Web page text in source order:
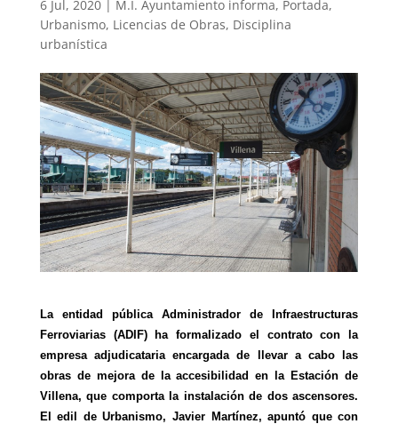
6 Jul, 2020| M.I. Ayuntamiento informa, Portada,
Urbanismo, Licencias de Obras, Disciplina
urbanística
La entidad pública Administrador de Infraestructuras
Ferroviarias (ADIF) ha formalizado el contrato con la
empresa adjudicataria encargada de llevar a cabo las
obras de mejora de la accesibilidad en la Estación de
Villena, que comporta la instalación de dos ascensores.
El edil de Urbanismo, Javier Martínez, apuntó que con